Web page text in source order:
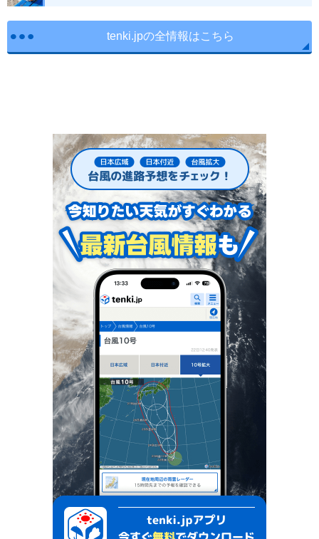
tenki.jpの全情報はこちら